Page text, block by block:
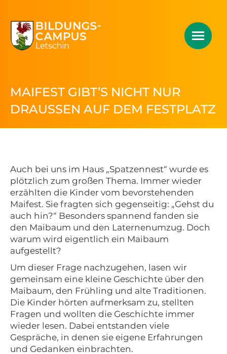
MAIFEST GIBT’S NICHT NUR
DRAUSSEN AUF DEM FESTPLATZ
Auch bei uns im Haus „Spatzennest“ wurde es
plötzlich zum großen Thema. Immer wieder
erzählten die Kinder vom bevorstehenden
Maifest. Sie fragten sich gegenseitig: „Gehst du
auch hin?“ Besonders spannend fanden sie
den Maibaum und den Laternenumzug. Doch
warum wird eigentlich ein Maibaum
aufgestellt?
Um dieser Frage nachzugehen, lasen wir
gemeinsam eine kleine Geschichte über den
Maibaum, den Frühling und alte Traditionen.
Die Kinder hörten aufmerksam zu, stellten
Fragen und wollten die Geschichte immer
wieder lesen. Dabei entstanden viele
Gespräche, in denen sie eigene Erfahrungen
und Gedanken einbrachten.